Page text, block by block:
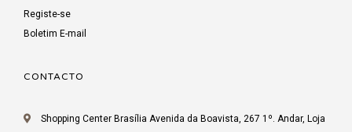
Registe-se
Boletim E-mail
CONTACTO
Shopping Center Brasília Avenida da Boavista, 267 1º. Andar, Loja